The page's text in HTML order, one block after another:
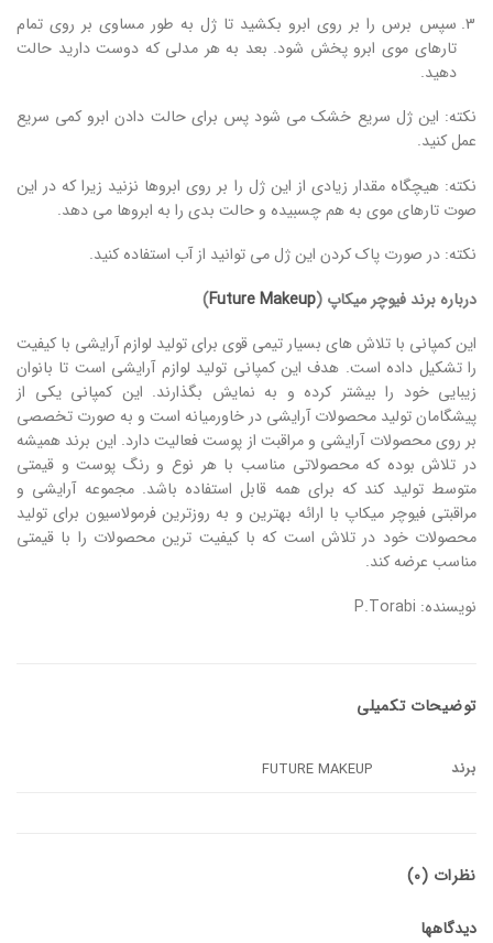
سپس برس را بر روی ابرو بکشید تا ژل به طور مساوی بر روی تمام
تارهای موی ابرو پخش شود. بعد به هر مدلی که دوست دارید حالت
دهید.
نکته: این ژل سریع خشک می شود پس برای حالت دادن ابرو کمی سریع
عمل کنید.
نکته: هیچگاه مقدار زیادی از این ژل را بر روی ابروها نزنید زیرا که در این
صوت تارهای موی به هم چسبیده و حالت بدی را به ابروها می دهد.
نکته: در صورت پاک کردن این ژل می توانید از آب استفاده کنید.
درباره برند فیوچر میکاپ (
Future Makeup
)
این کمپانی با تلاش های بسیار تیمی قوی برای تولید لوازم آرایشی با کیفیت
را تشکیل داده است. هدف این کمپانی تولید لوازم آرایشی است تا بانوان
زیبایی خود را بیشتر کرده و به نمایش بگذارند. این کمپانی یکی از
پیشگامان تولید محصولات آرایشی در خاورمیانه است و به صورت تخصصی
بر روی محصولات آرایشی و مراقبت از پوست فعالیت دارد. این برند همیشه
در تلاش بوده که محصولاتی مناسب با هر نوع و رنگ پوست و قیمتی
متوسط تولید کند که برای همه قابل استفاده باشد. مجموعه آرایشی و
مراقبتی فیوچر میکاپ با ارائه بهترین و به روزترین فرمولاسیون برای تولید
محصولات خود در تلاش است که با کیفیت ترین محصولات را با قیمتی
مناسب عرضه کند.
نویسنده: P.Torabi
توضیحات تکمیلی
برند FUTURE MAKEUP
نظرات (0)
دیدگاهها